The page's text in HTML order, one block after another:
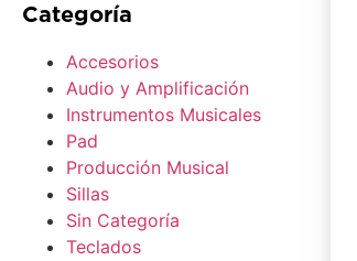
Categoría
Accesorios
Audio y Amplificación
Instrumentos Musicales
Pad
Producción Musical
Sillas
Sin Categoría
Teclados